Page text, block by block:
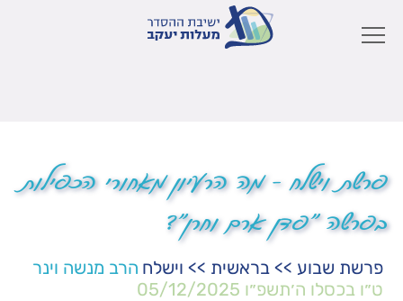
פרשת וישלח – מה הרעיון מאחורי הכפילות
בפרשה "פדן ארם וחרן"?
פרשת שבוע >> בראשית >> וישלח הרב מנשה וינר
ט״ו בכסלו ה׳תשפ״ו 05/12/2025